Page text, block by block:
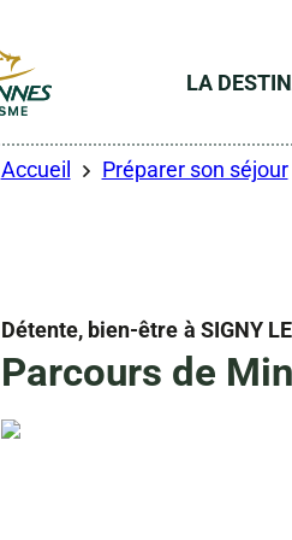
LA
Accueil Préparer son séjour
Détente, bien-être à SIGNY
Parcours de